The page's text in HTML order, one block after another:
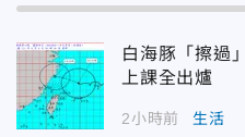
白海豚「擦過
上課全出爐
2小時前 生活